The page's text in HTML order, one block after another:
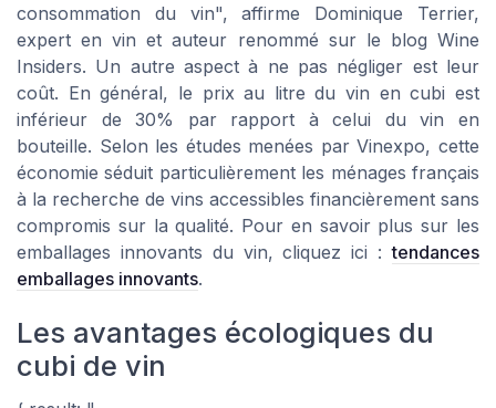
consommation du vin", affirme Dominique Terrier,
expert en vin et auteur renommé sur le blog Wine
Insiders. Un autre aspect à ne pas négliger est leur
coût. En général, le prix au litre du vin en cubi est
inférieur de 30% par rapport à celui du vin en
bouteille. Selon les études menées par Vinexpo, cette
économie séduit particulièrement les ménages français
à la recherche de vins accessibles financièrement sans
compromis sur la qualité. Pour en savoir plus sur les
emballages innovants du vin, cliquez ici :tendances
emballages innovants.
Les avantages écologiques du
cubi de vin